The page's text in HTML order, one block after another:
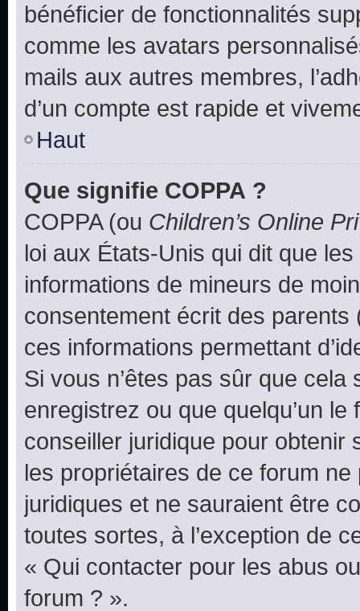
bénéficier de fonctionnalités
comme les avatars
mails aux autres membres,
d’un compte est rapide et
Haut
Que signifie COPPA ?
COPPA (ou Children’s Online
loi aux États-Unis qui dit que
informations de mineurs de
consentement écrit des parents
ces informations permettant
Si vous n’êtes pas sûr que
enregistrez ou que quelqu’un
conseiller juridique pour obtenir
les propriétaires de ce forum
juridiques et ne sauraient être
toutes sortes, à l’exception de
« Qui contacter pour les abus
forum ? ».